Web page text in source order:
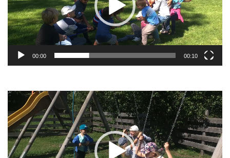
00:00 00:10
Video-
Player